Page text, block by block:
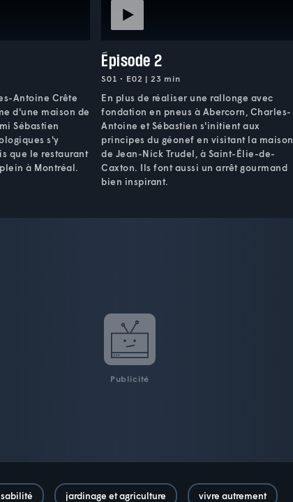
Antoine Crête
d'une maison de
Sébastien
s'y
que le restaurant
à Montréal.
Épisode 2
S01 • E02 | 23 min
En plus de réaliser une rallonge avec
fondation en pneus à Abercorn, Charles-
Antoine et Sébastien s'initient aux
principes du géonef en visitant la maison
de Jean-Nick Trudel, à Saint-Élie-de-
Caxton. Ils font aussi un arrêt gourmand
bien inspirant.
Publicité
jardinage et agriculture vivre autrement